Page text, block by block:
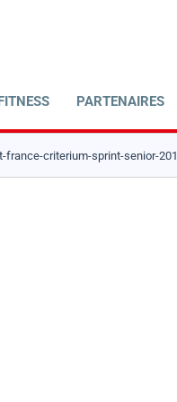
PARTENAIRES
france-criterium-sprint-senior-